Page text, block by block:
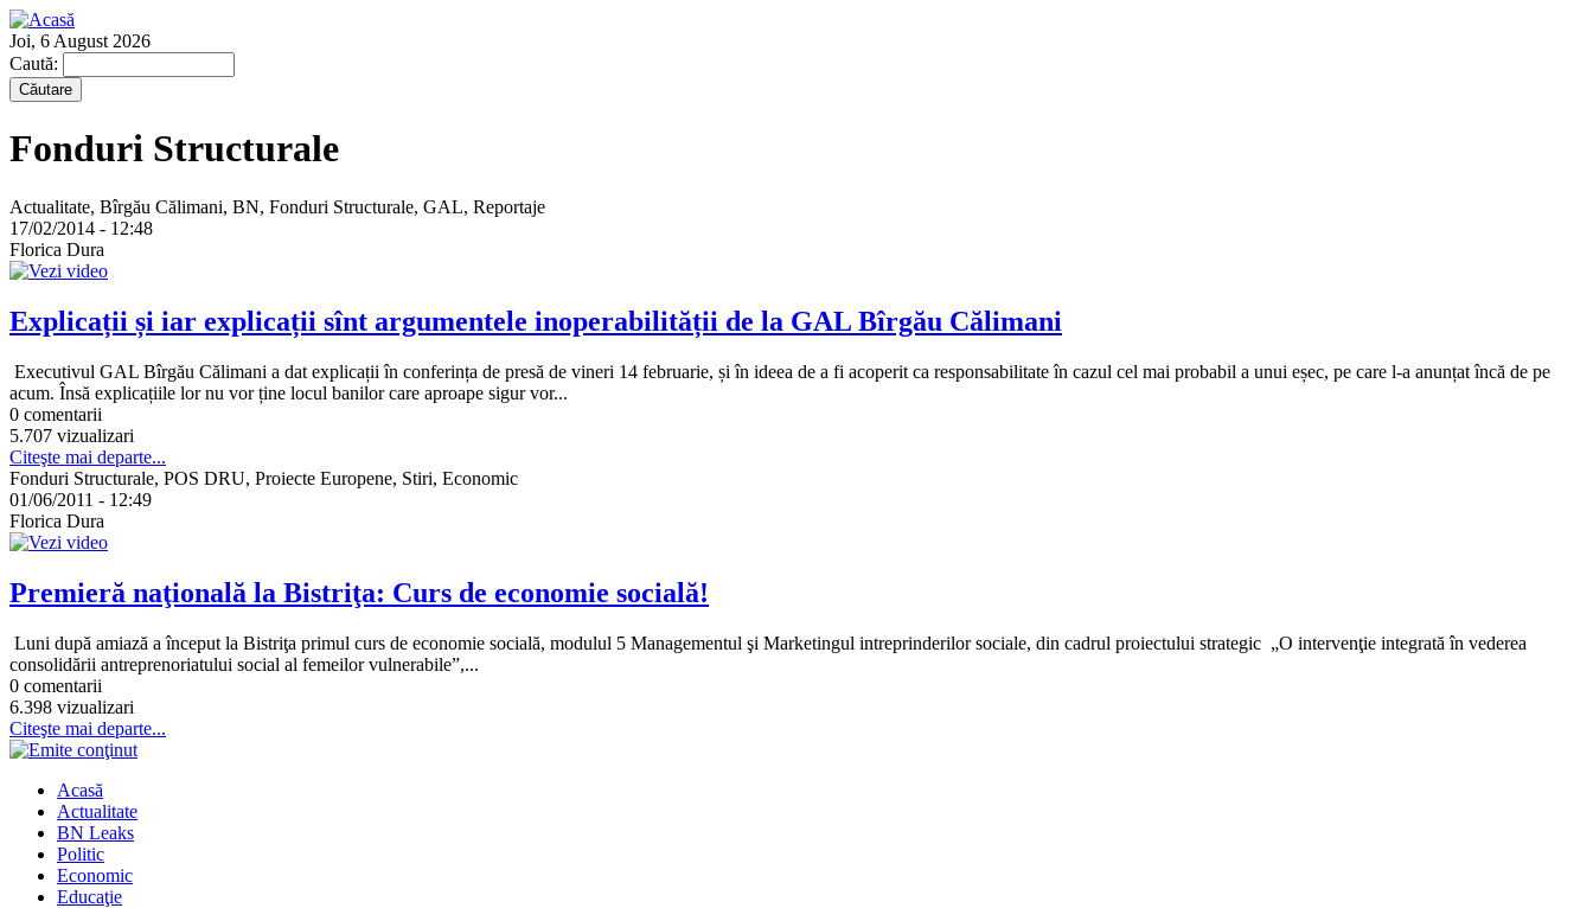
Joi, 6 August 2026
Caută:
Fonduri Structurale
Actualitate, Bîrgău Călimani, BN, Fonduri Structurale, GAL, Reportaje
17/02/2014 - 12:48
Florica Dura
Explicații și iar explicații sînt argumentele inoperabilității de la GAL Bîrgău Călimani
Executivul GAL Bîrgău Călimani a dat explicații în conferința de presă de vineri 14 februarie, și în ideea de a fi acoperit ca responsabilitate în cazul cel mai probabil a unui eșec, pe care l-a anunțat încă de pe
acum. Însă explicațiile lor nu vor ține locul banilor care aproape sigur vor...
0 comentarii
5.707 vizualizari
Citeşte mai departe...
Fonduri Structurale, POS DRU, Proiecte Europene, Stiri, Economic
01/06/2011 - 12:49
Florica Dura
Premieră naţională la Bistriţa: Curs de economie socială!
Luni după amiază a început la Bistriţa primul curs de economie socială, modulul 5 Managementul şi Marketingul intreprinderilor sociale, din cadrul proiectului strategic „O intervenţie integrată în vederea
consolidării antreprenoriatului social al femeilor vulnerabile”,...
0 comentarii
6.398 vizualizari
Citeşte mai departe...
Acasă
Actualitate
BN Leaks
Politic
Economic
Educaţie